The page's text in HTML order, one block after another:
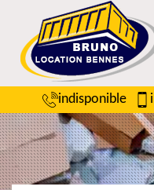
indisponible